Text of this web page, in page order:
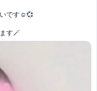
です☺️💞
す🪄